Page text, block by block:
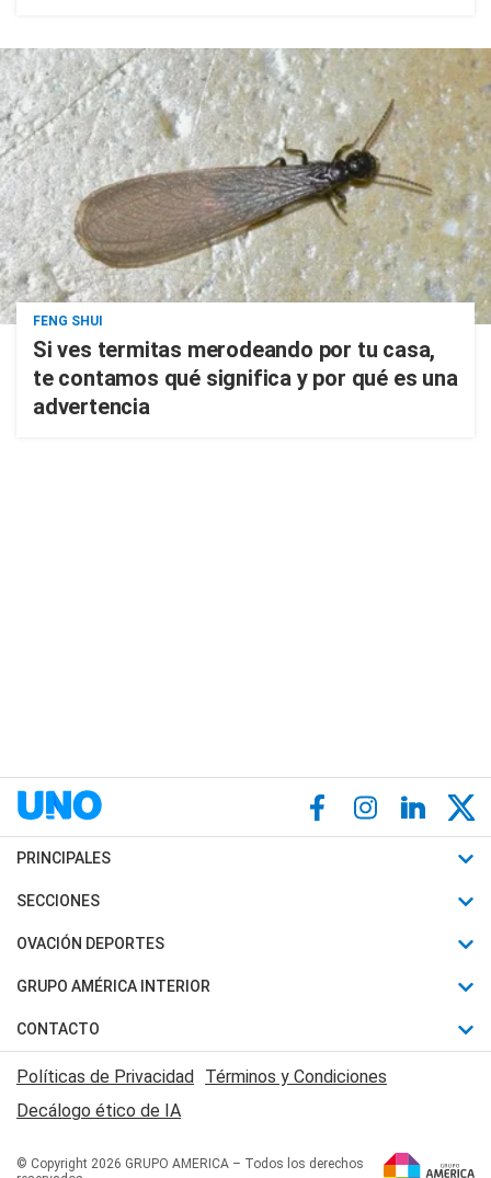
FENG SHUI
Si ves termitas merodeando por tu casa,
te contamos qué significa y por qué es una
advertencia
PRINCIPALES
Últimas Noticias
Política
Judiciales
Economia
SECCIONES
Horóscopo
Motores
Trucos caseros
Series y Películas
Edictos y Solicitadas
OVACIÓN DEPORTES
Fútbol
Mundial
Automovilismo
Rugby
Básquet
GRUPO AMÉRICA INTERIOR
Canal 7 en Vivo
San Juan 8
CONTACTO
Acerca de Nosotros
Contactanos
Políticas de Privacidad
Términos y Condiciones
Decálogo ético de IA
© Copyright 2026 GRUPO AMERICA – Todos los derechos